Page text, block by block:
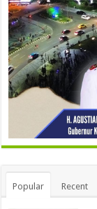
Popular Recent